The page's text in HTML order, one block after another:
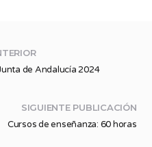
de Andalucía 2024
SIGUIENTE PUBLICACIÓN
Cursos de enseñanza: 60 horas